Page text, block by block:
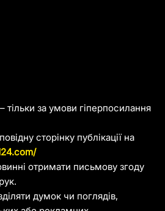
тільки за умови гіперпосилання
сторінку публікації на
отримати письмову згоду
думок чи поглядів,